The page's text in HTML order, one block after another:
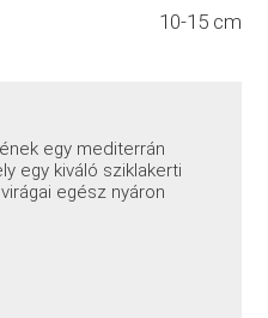
10-15 cm
egy mediterrán
egy kiváló sziklakerti
egész nyáron